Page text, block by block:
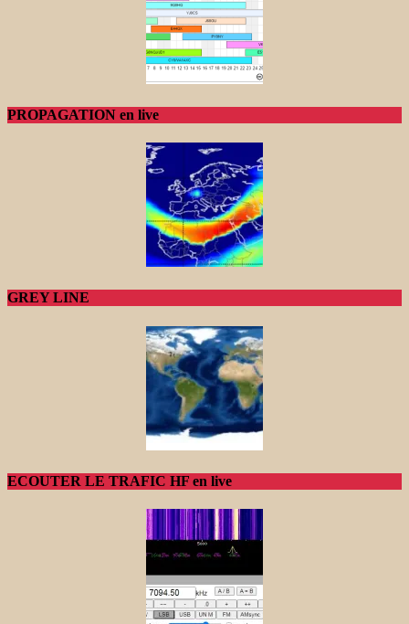
PROPAGATION en live
GREY LINE
ECOUTER LE TRAFIC HF en live